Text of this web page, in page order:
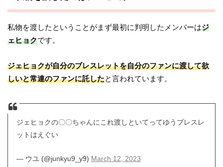
私物を渡したということがまず最初に判明したメンバーはジ
ェヒョクです。
ジェヒョクが自分のブレスレットを自分のファンに渡して欲
しいと常連のファンに託したと言われています。
ジェヒョクの〇〇ちゃんにこれ渡しといてってゆうブレスレ
ットはえぐい
— ウユ (@junkyu9_y9) March 12, 2023